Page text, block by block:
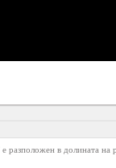
разположен в долината на